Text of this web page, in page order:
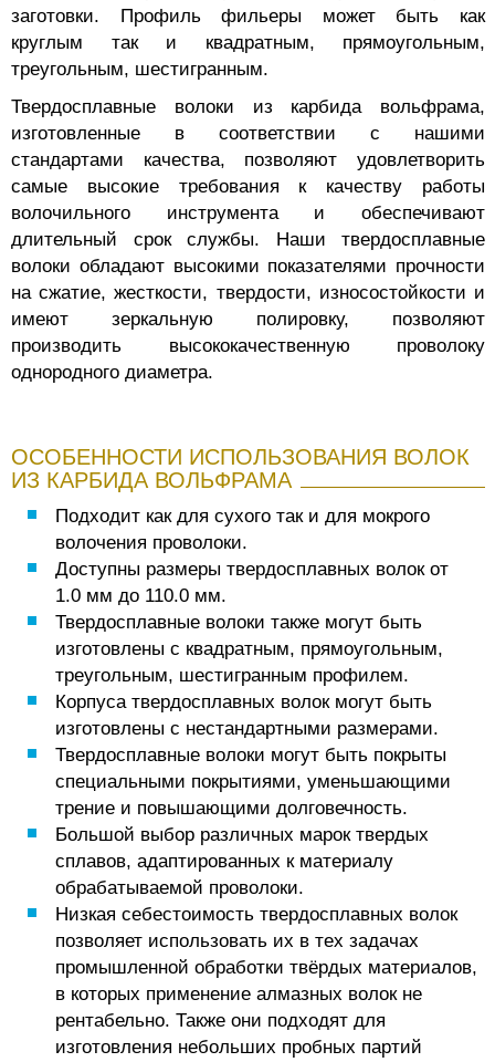
заготовки. Профиль фильеры может быть как
круглым так и квадратным, прямоугольным,
треугольным, шестигранным.
Твердосплавные волоки из карбида вольфрама,
изготовленные в соответствии с нашими
стандартами качества, позволяют удовлетворить
самые высокие требования к качеству работы
волочильного инструмента и обеспечивают
длительный срок службы. Наши твердосплавные
волоки обладают высокими показателями прочности
на сжатие, жесткости, твердости, износостойкости и
имеют зеркальную полировку, позволяют
производить высококачественную проволоку
однородного диаметра.
ОСОБЕННОСТИ ИСПОЛЬЗОВАНИЯ ВОЛОК
ИЗ КАРБИДА ВОЛЬФРАМА
Подходит как для сухого так и для мокрого
волочения проволоки.
Доступны размеры твердосплавных волок от
1.0 мм до 110.0 мм.
Твердосплавные волоки также могут быть
изготовлены с квадратным, прямоугольным,
треугольным, шестигранным профилем.
Корпуса твердосплавных волок могут быть
изготовлены с нестандартными размерами.
Твердосплавные волоки могут быть покрыты
специальными покрытиями, уменьшающими
трение и повышающими долговечность.
Большой выбор различных марок твердых
сплавов, адаптированных к материалу
обрабатываемой проволоки.
Низкая себестоимость твердосплавных волок
позволяет использовать их в тех задачах
промышленной обработки твёрдых материалов,
в которых применение алмазных волок не
рентабельно. Также они подходят для
изготовления небольших пробных партий